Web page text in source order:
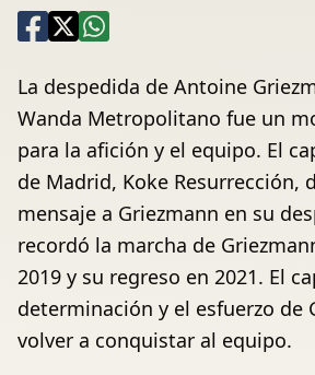
La despedida de Antoine
Wanda Metropolitano fue un
para la afición y el equipo. El
de Madrid, Koke Resurrección,
mensaje a Griezmann en su
recordó la marcha de
2019 y su regreso en 2021. El
determinación y el esfuerzo de
volver a conquistar al equipo.